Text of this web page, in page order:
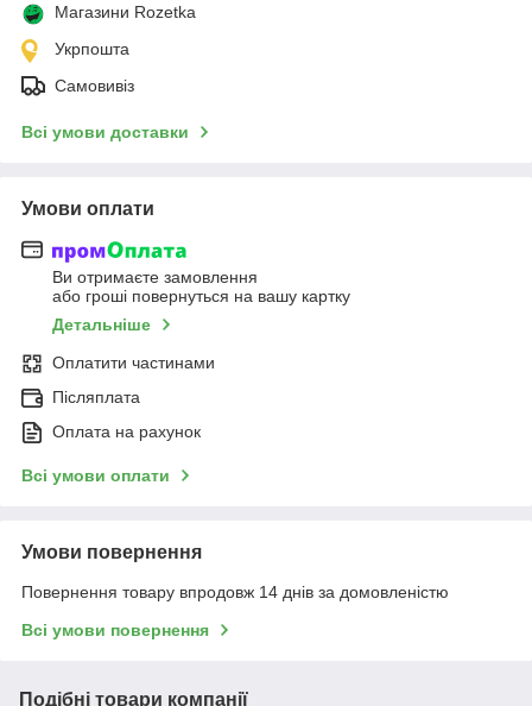
Магазини Rozetka
Укрпошта
Самовивіз
Всі умови доставки
Умови оплати
Ви отримаєте замовлення
або гроші повернуться на вашу картку
Детальніше
Оплатити частинами
Післяплата
Оплата на рахунок
Всі умови оплати
Умови повернення
Повернення товару впродовж 14 днів за домовленістю
Всі умови повернення
Подібні товари компанії